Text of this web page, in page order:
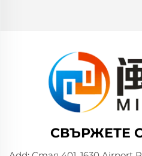
СВЪРЖЕТЕ